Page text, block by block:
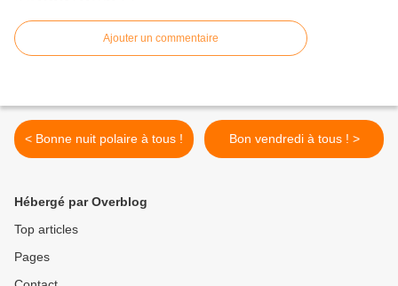
Ajouter un commentaire
< Bonne nuit polaire à tous ! Bon vendredi à tous ! >
Hébergé par Overblog
Top articles
Pages